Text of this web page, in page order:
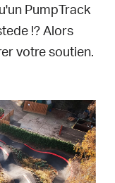
PumpTrack
!? Alors
votre soutien.